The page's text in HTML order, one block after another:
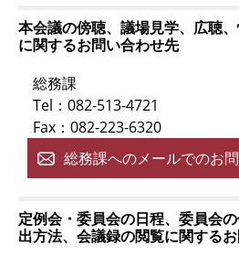
本会議の傍聴、議場見学、広聴
に関するお問い合わせ先
総務課
Tel：082-513-4721
Fax：082-223-6320
総務課へのメールでのお
定例会・委員会の日程、委員会
出方法、会議録の閲覧に関する